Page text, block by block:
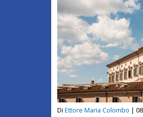
Di Ettore Maria Colombo |